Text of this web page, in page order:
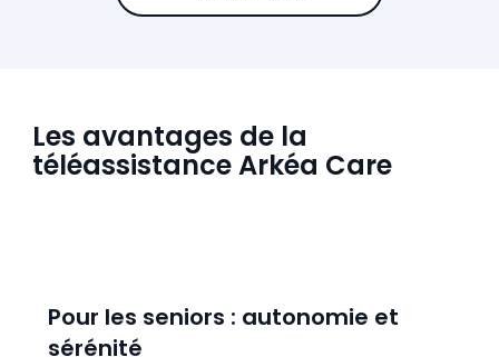
Les avantages de la
téléassistance Arkéa Care
Pour les seniors : autonomie et
sérénité